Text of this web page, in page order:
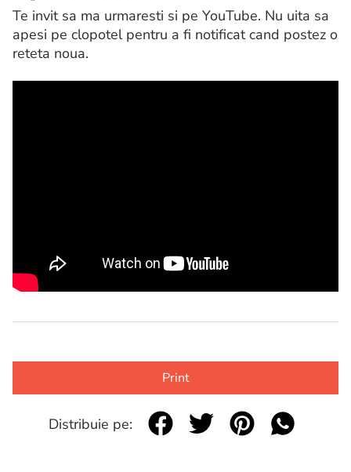
Te invit sa ma urmaresti si pe YouTube. Nu uita sa
apesi pe clopotel pentru a fi notificat cand postez o
reteta noua.
Print
Distribuie pe: